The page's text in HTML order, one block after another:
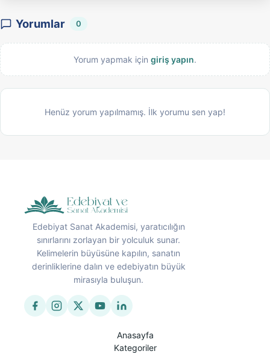
Yorumlar 0
Yorum yapmak için giriş yapın.
Henüz yorum yapılmamış. İlk yorumu sen yap!
Edebiyat Sanat Akademisi, yaratıcılığın
sınırlarını zorlayan bir yolculuk sunar.
Kelimelerin büyüsüne kapılın, sanatın
derinliklerine dalın ve edebiyatın büyük
mirasıyla buluşun.
Anasayfa
Kategoriler